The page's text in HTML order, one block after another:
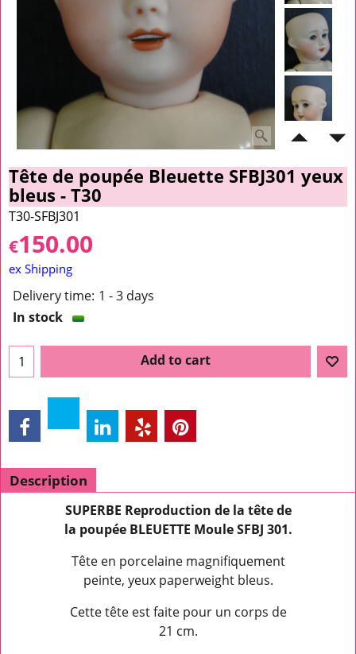
Tête de poupée Bleuette SFBJ301 yeux
bleus - T30
T30-SFBJ301
€150.00
ex Shipping
Delivery time: 1 - 3 days
In stock
Add to cart
Description
SUPERBE Reproduction de la tête de
la poupée BLEUETTE Moule SFBJ 301.
Tête en porcelaine magnifiquement
peinte, yeux paperweight bleus.
Cette tête est faite pour un corps de
21 cm.